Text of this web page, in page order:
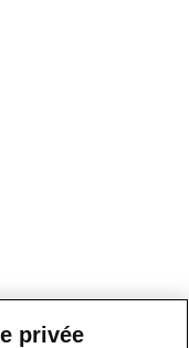
privée